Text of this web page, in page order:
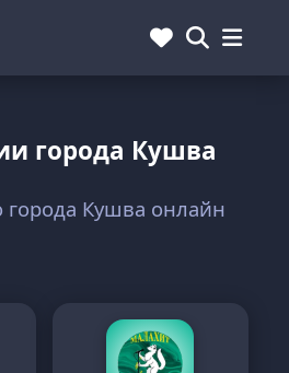
города Кушва
Кушва онлайн